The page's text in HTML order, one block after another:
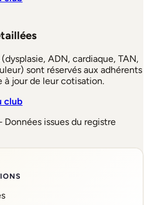
ADN, cardiaque, TAN,
sont réservés aux adhérents
à jour de leur cotisation.
club
issues du registre